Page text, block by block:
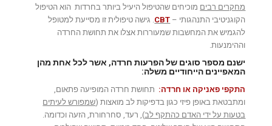
מחקרים רבים מוכיחים שהטיפול היעיל ביותר בחרדות הוא הטיפול
הקוגניטיבי התנהגותי – CBT. גישה טיפולית זו מסייעת למטופל
להגמיש את המחשבות שמעוררות אצלו את תחושת החרדה
וההימנעות.
ישנם מספר סוגים של הפרעות חרדה, אשר לכל אחת מהן
המאפיינים הייחודיים משלה:
התקפי פאניקה או חרדה: תחושת חרדה המופיעה פתאום,
ומתבטאת באופן פיזי כגון בדפיקות לב מואצות (שמפורש לעיתים
בטעות על ידי האדם כהתקף לב), רעד, סחרחורת, הזעה וכדומה.